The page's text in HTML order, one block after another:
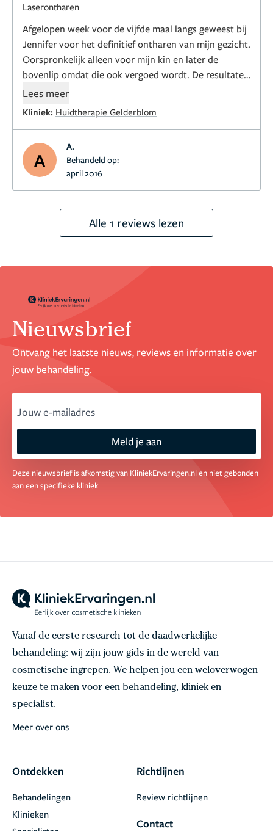
Laserontharen
Afgelopen week voor de vijfde maal langs geweest bij
Jennifer voor het definitief ontharen van mijn gezicht.
Oorspronkelijk alleen voor mijn kin en later de
bovenlip omdat die ook vergoed wordt. De resultaten
zijn zo goed dat ik ondertussen ook ben begonnen
weken uit naar de volgende afspraak om weer gezellig
oh ja het deed ook nog even pijn, maar die ben ik zo
weer vergeten. Ik hoef mij gelukkig niet meer dagelijks
te scheren, de haartjes worden steeds dunner en de
Ik zou zeggen, echt een aanrader!
Lees meer
Kliniek: Huidtherapie Gelderblom
A
A.
Behandeld op:
april 2016
Alle 1 reviews lezen
Nieuwsbrief
Ontvang het laatste nieuws, reviews en informatie over
jouw behandeling.
Meld je aan
Deze nieuwsbrief is afkomstig van KliniekErvaringen.nl en niet gebonden
aan een specifieke kliniek
Vanaf de eerste research tot de daadwerkelijke
behandeling: wij zijn jouw gids in de wereld van
cosmetische ingrepen. We helpen jou een weloverwogen
keuze te maken voor een behandeling, kliniek en
specialist.
Meer over ons
Ontdekken
Behandelingen
Klinieken
Richtlijnen
Review richtlijnen
Contact